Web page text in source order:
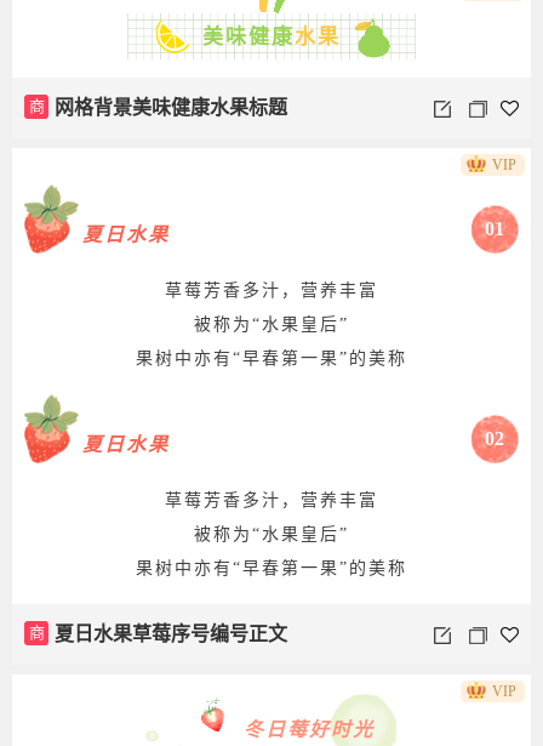
美味健康水果
商 网格背景美味健康水果标题
夏日水果 01
草莓芳香多汁，营养丰富
被称为“水果皇后”
果树中亦有“早春第一果”的美称
夏日水果 02
草莓芳香多汁，营养丰富
被称为“水果皇后”
果树中亦有“早春第一果”的美称
商 夏日水果草莓序号编号正文
VIP
冬日莓好时光
VIP